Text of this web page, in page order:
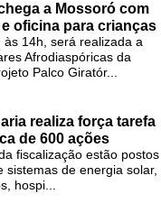
a Mossoró com
oficina para crianças
às 14h, será realizada a
Afrodiaspóricas da
Palco Giratór...
realiza força tarefa
de 600 ações
fiscalização estão postos
de energia solar,
hospi...